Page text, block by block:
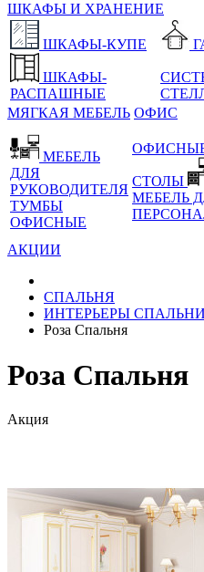
ШКАФЫ И ХРАНЕНИЕ
ШКАФЫ-КУПЕ
ШКАФЫ-
РАСПАШНЫЕ
МЯГКАЯ МЕБЕЛЬ ОФИС
МЕБЕЛЬ
ДЛЯ
РУКОВОДИТЕЛЯ
ТУМБЫ
ОФИСНЫЕ
СТОЛЫ
МЕБЕЛЬ
АКЦИИ
СПАЛЬНЯ
ИНТЕРЬЕРЫ СПАЛЬНИ
Роза Спальня
Роза Спальня
Акция